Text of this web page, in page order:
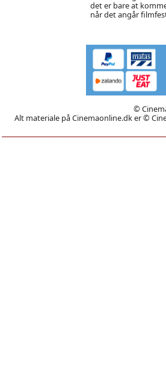
det er bare at
når det angår
©
Alt materiale på Cinemaonline.dk er ©